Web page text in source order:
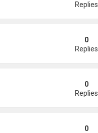
Replies
0
Replies
có tình mới'
0
Replies
0